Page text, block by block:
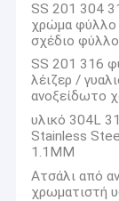
φύλλα από
Ελεγμένο
Κεραμίδι
SS 201 304
χρώμα φύλλο
σχέδιο
SS 201 316
λέιζερ /
ανοξείδωτο
υλικό 304L
Stainless
1.1MM
Ατσάλι από
χρωματιστή
ανοξείδωτο
κλάσεις
το NO.1, 2E,
ικανοποίηση
παρέχουμε
σφράγισης),
ειδικό
αμμοκροτήση,